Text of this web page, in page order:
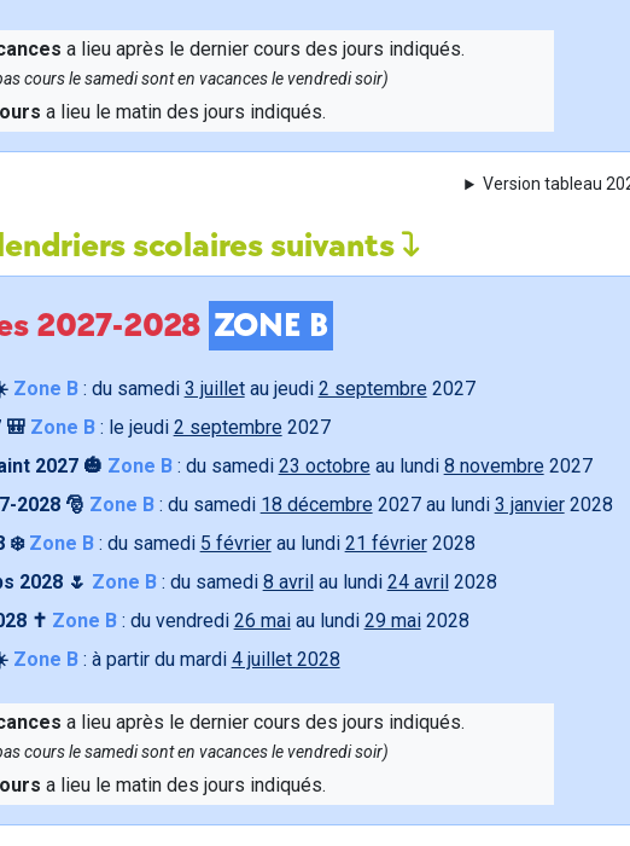
a lieu après le dernier cours des jours indiqués.
cours le samedi sont en vacances le vendredi soir)
a lieu le matin des jours indiqués.
Version tableau
scolaires suivants
2027-2028 ZONE B
Zone B: du samedi 3 juilletau jeudi 2 septembre 2027
🎒 Zone B: le jeudi 2 septembre 2027
2027 🎃 Zone B: du samedi 23 octobre au lundi 8 novembre 2027
2028 🎅 Zone B: du samedi 18 décembre 2027 au lundi 3 janvier2028
❄️ Zone B: du samedi 5 févrierau lundi 21 février2028
2028 🌷 Zone B: du samedi 8 avril au lundi 24 avril 2028
✝️ Zone B: du vendredi 26 maiau lundi 29 mai2028
Zone B: à partir du mardi 4 juillet 2028
a lieu après le dernier cours des jours indiqués.
cours le samedi sont en vacances le vendredi soir)
a lieu le matin des jours indiqués.